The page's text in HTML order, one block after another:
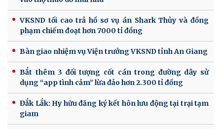
VKSND tối cao trả hồ sơ vụ án Shark Thủy và đồng
phạm chiếm đoạt hơn 7000 tỉ đồng
Bàn giao nhiệm vụ Viện trưởng VKSND tỉnh An Giang
Bắt thêm 3 đối tượng cốt cán trong đường dây sử
dụng “app tình cảm” lừa đảo hơn 2.300 tỉ đồng
Đắk Lắk: Hy hữu đăng ký kết hôn lưu động tại trại tạm
giam